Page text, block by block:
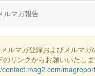
ルマガ報告
ルマガ登録およびメルマガ
リンクからお願いいたしま
contact.mag2.com/